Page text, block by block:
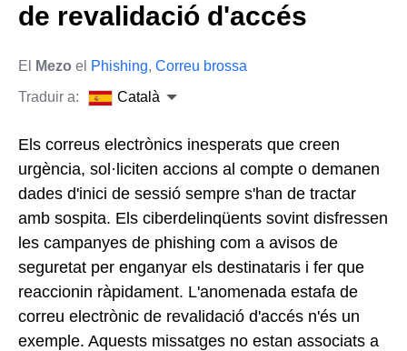
de revalidació d'accés
El Mezo el Phishing, Correu brossa
Traduir a:
Català
Els correus electrònics inesperats que creen
urgència, sol·liciten accions al compte o demanen
dades d'inici de sessió sempre s'han de tractar
amb sospita. Els ciberdelinqüents sovint disfressen
les campanyes de phishing com a avisos de
seguretat per enganyar els destinataris i fer que
reaccionin ràpidament. L'anomenada estafa de
correu electrònic de revalidació d'accés n'és un
exemple. Aquests missatges no estan associats a